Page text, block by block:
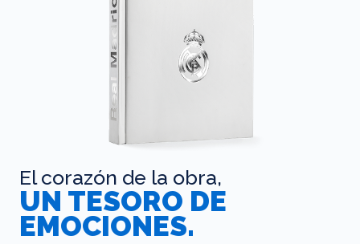
El corazón de la obra,
UN TESORO DE
EMOCIONES.